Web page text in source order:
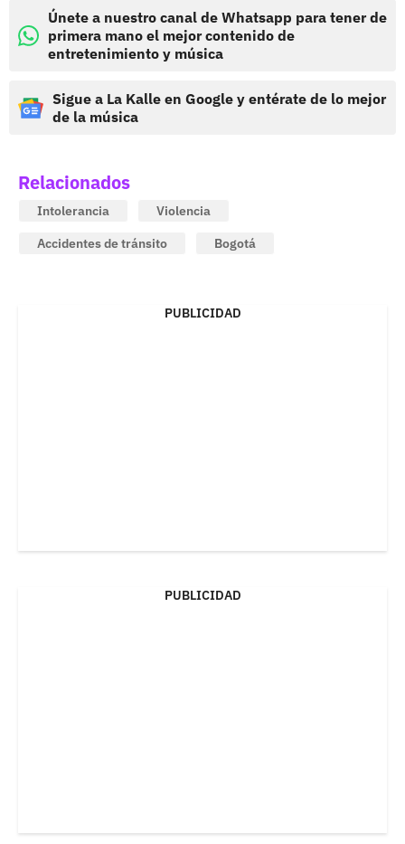
Únete a nuestro canal de Whatsapp para tener de
primera mano el mejor contenido de
entretenimiento y música
Sigue a La Kalle en Google y entérate de lo mejor
de la música
Relacionados
Intolerancia
Violencia
Accidentes de tránsito
Bogotá
PUBLICIDAD
PUBLICIDAD